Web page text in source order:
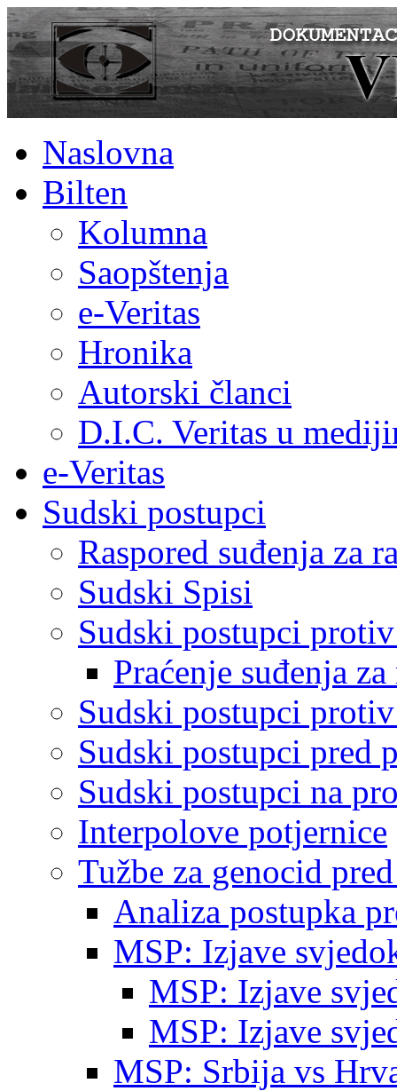
Naslovna
Bilten
Kolumna
Saopštenja
e-Veritas
Hronika
Autorski članci
D.I.C. Veritas u
e-Veritas
Sudski postupci
Raspored suđenja za
Sudski Spisi
Sudski postupci
Praćenje suđenja
Sudski postupci
Sudski postupci pred
Sudski postupci na
Interpolove potjernice
Tužbe za genocid
Analiza postupka
MSP: Izjave
MSP: Izjave
MSP: Izjave
MSP: Srbija vs